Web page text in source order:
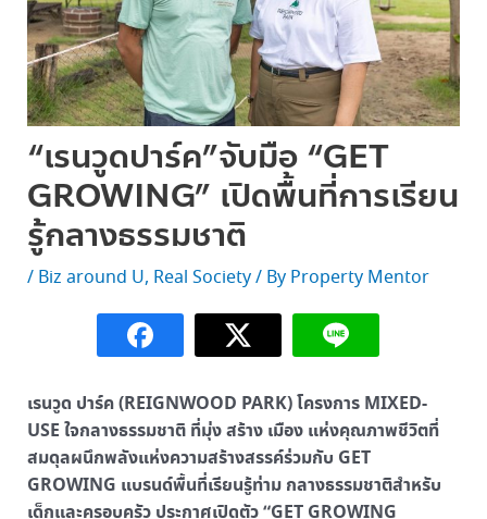
“เรนวูดปาร์ค”จับมือ “GET
GROWING” เปิดพื้นที่การเรียน
รู้กลางธรรมชาติ
/ Biz around U, Real Society/ By Property Mentor
เรนวูด ปาร์ค (REIGNWOOD PARK) โครงการ MIXED-
USE ใจกลางธรรมชาติ ที่มุ่ง สร้าง เมือง แห่งคุณภาพชีวิตที่
สมดุลผนึกพลังแห่งความสร้างสรรค์ร่วมกับ GET
GROWING แบรนด์พื้นที่เรียนรู้ท่าม กลางธรรมชาติสำหรับ
เด็กและครอบครัว ประกาศเปิดตัว “GET GROWING